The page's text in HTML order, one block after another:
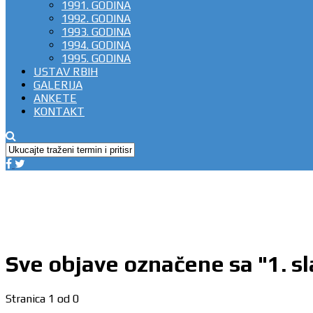
1991. GODINA
1992. GODINA
1993. GODINA
1994. GODINA
1995. GODINA
USTAV RBIH
GALERIJA
ANKETE
KONTAKT
Sve objave označene sa "1.
Stranica 1 od 0